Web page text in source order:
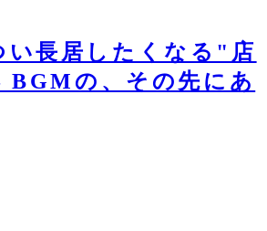
い長居したくなる"店
の、その先にあ